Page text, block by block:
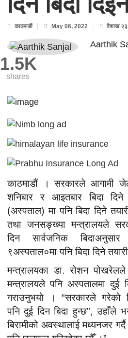
काठमाडाैं May 06, 2022 वैशाख
Aarthik
1.5K
shares
काठमाडौं । सरकारले आगामी
शनिबार र आइतबार बिदा दिने
(अस्पताल) मा पनि बिदा दिने
तथा जनसङ्ख्या मन्त्रालयले
दिन सार्वजनिक
९अस्पताल०मा पनि बिदा दिने
मन्त्रालयका डा. रोशन पोखरेलले
मन्त्रालयले पनि अस्पतालमा दुई
गराउनुभयो । “सरकारले गरेको
पनि दुई दिन बिदा हुन्छ”, उहाँले
बिरामीको अवस्थालाई मध्यनजर